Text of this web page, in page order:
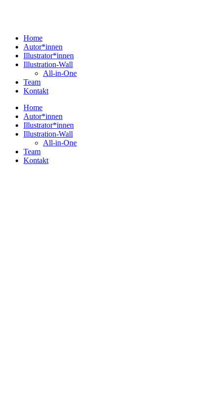
Home
Autor*innen
Illustrator*innen
Illustration-Wall
All-in-One
Team
Kontakt
Home
Autor*innen
Illustrator*innen
Illustration-Wall
All-in-One
Team
Kontakt